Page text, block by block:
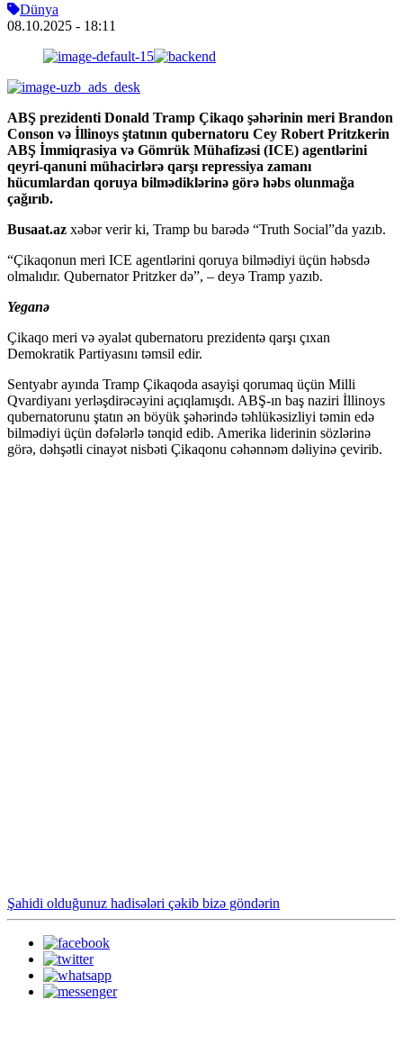
Dünya
08.10.2025 - 18:11
ABŞ prezidenti Donald Tramp Çikaqo şəhərinin meri Brandon
Conson və İllinoys ştatının qubernatoru Cey Robert Pritzkerin
ABŞ İmmiqrasiya və Gömrük Mühafizəsi (ICE) agentlərini
qeyri-qanuni mühacirlərə qarşı repressiya zamanı
hücumlardan qoruya bilmədiklərinə görə həbs olunmağa
çağırıb.
Busaat.az xəbər verir ki, Tramp bu barədə “Truth Social”da yazıb.
“Çikaqonun meri ICE agentlərini qoruya bilmədiyi üçün həbsdə
olmalıdır. Qubernator Pritzker də”, – deyə Tramp yazıb.
Yeganə
Çikaqo meri və əyalət qubernatoru prezidentə qarşı çıxan
Demokratik Partiyasını təmsil edir.
Sentyabr ayında Tramp Çikaqoda asayişi qorumaq üçün Milli
Qvardiyanı yerləşdirəcəyini açıqlamışdı. ABŞ-ın baş naziri İllinoys
qubernatorunu ştatın ən böyük şəhərində təhlükəsizliyi təmin edə
bilmədiyi üçün dəfələrlə tənqid edib. Amerika liderinin sözlərinə
görə, dəhşətli cinayət nisbəti Çikaqonu cəhənnəm dəliyinə çevirib.
Şahidi olduğunuz hadisələri çəkib bizə göndərin